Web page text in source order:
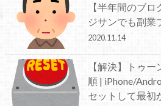
【半年間のブ
ジサンでも副業
2020.11.14
【解決】トゥ
順 | iPhone/
セットして最初